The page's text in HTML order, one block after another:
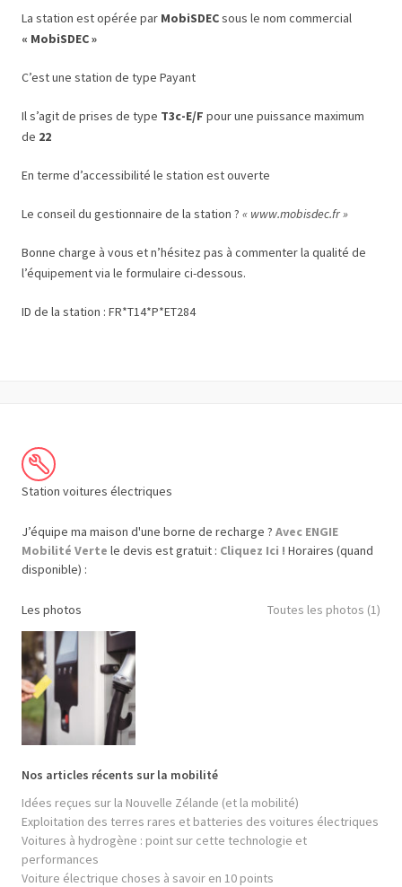
La station est opérée par MobiSDECsous le nom commercial
« MobiSDEC »
C’est une station de type Payant
Il s’agit de prises de type T3c-E/F pour une puissance maximum
de 22
En terme d’accessibilité le station est ouverte
Le conseil du gestionnaire de la station ? « www.mobisdec.fr »
Bonne charge à vous et n’hésitez pas à commenter la qualité de
l’équipement via le formulaire ci-dessous.
ID de la station : FR*T14*P*ET284
Station voitures électriques
J’équipe ma maison d'une borne de recharge ? Avec ENGIE
Mobilité Verte le devis est gratuit : Cliquez Ici ! Horaires (quand
disponible) :
Les photos Toutes les photos (1)
Nos articles récents sur la mobilité
Idées reçues sur la Nouvelle Zélande (et la mobilité)
Exploitation des terres rares et batteries des voitures électriques
Voitures à hydrogène : point sur cette technologie et
performances
Voiture électrique choses à savoir en 10 points